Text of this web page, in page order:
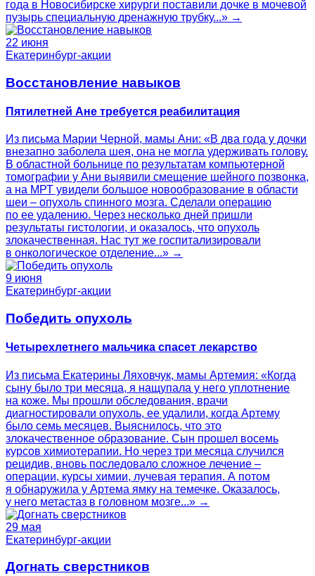
года в Новосибирске хирурги поставили дочке в мочевой
пузырь специальную дренажную трубку...» →
22 июня
Екатеринбург-акции
Восстановление навыков
Пятилетней Ане требуется реабилитация
Из письма Марии Черной, мамы Ани: «В два года у дочки
внезапно заболела шея, она не могла удерживать голову.
В областной больнице по результатам компьютерной
томографии у Ани выявили смещение шейного позвонка,
а на МРТ увидели большое новообразование в области
шеи – опухоль спинного мозга. Сделали операцию
по ее удалению. Через несколько дней пришли
результаты гистологии, и оказалось, что опухоль
злокачественная. Нас тут же госпитализировали
в онкологическое отделение...» →
9 июня
Екатеринбург-акции
Победить опухоль
Четырехлетнего мальчика спасет лекарство
Из письма Екатерины Ляховчук, мамы Артемия: «Когда
сыну было три месяца, я нащупала у него уплотнение
на коже. Мы прошли обследования, врачи
диагностировали опухоль, ее удалили, когда Артему
было семь месяцев. Выяснилось, что это
злокачественное образование. Сын прошел восемь
курсов химиотерапии. Но через три месяца случился
рецидив, вновь последовало сложное лечение –
операции, курсы химии, лучевая терапия. А потом
я обнаружила у Артема ямку на темечке. Оказалось,
у него метастаз в головном мозге...» →
29 мая
Екатеринбург-акции
Догнать сверстников